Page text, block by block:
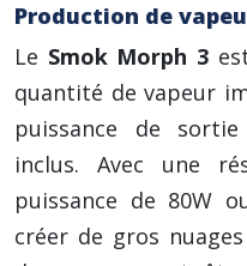
Production de
Le Smok Morph 3
quantité de vapeur
puissance de
inclus. Avec une
puissance de 80W
créer de gros